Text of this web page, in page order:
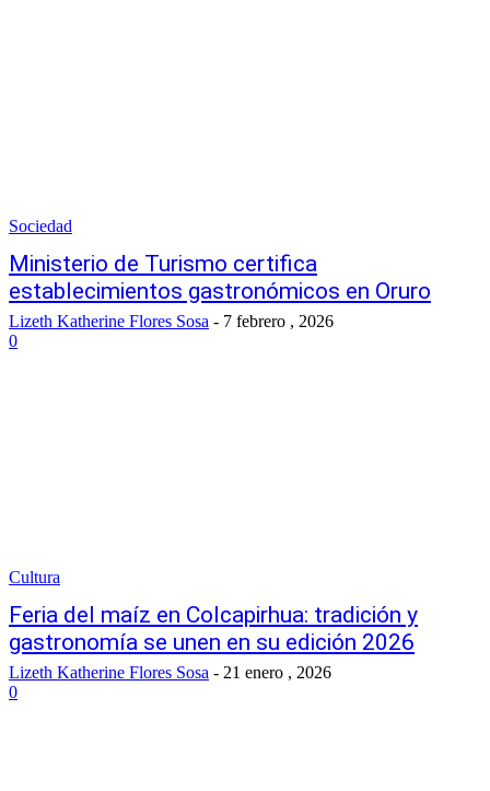
Sociedad
Ministerio de Turismo certifica
establecimientos gastronómicos en Oruro
Lizeth Katherine Flores Sosa - 7 febrero , 2026
0
Cultura
Feria del maíz en Colcapirhua: tradición y
gastronomía se unen en su edición 2026
Lizeth Katherine Flores Sosa - 21 enero , 2026
0